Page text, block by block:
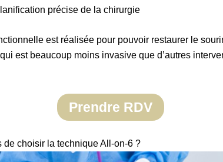
précise de la chirurgie
est réalisée pour pouvoir restaurer le
qui est beaucoup moins invasive que d’autres
Prendre RDV
de choisir la technique All-on-6 ?